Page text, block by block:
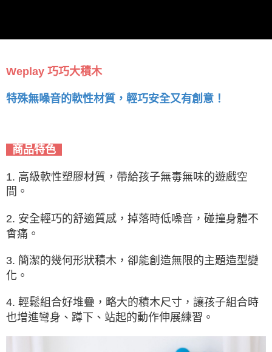
Weplay 巧巧大積木
特殊無噪音的軟性材質，輕巧安全又有創意！
商品特色
1. 高級軟性塑膠材質，帶給孩子無毒無味的遊戲空
間。
2. 安全輕巧的舒適質感，掉落時低噪音，碰撞身體不
會痛。
3. 簡潔的幾何形狀積木，卻能創造無限的主題造型變
化。
4. 輕鬆組合好堆疊，略大的積木尺寸，讓孩子組合時
也增進彎身、蹲下、站起的動作伸展練習。